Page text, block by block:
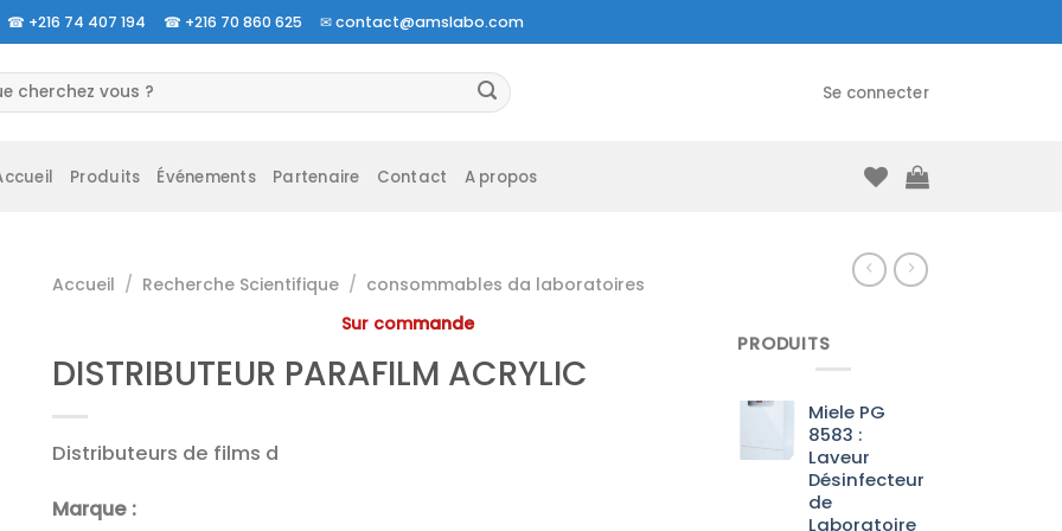
☎ +216 74 407 194 ☎ +216 70 860 625 ✉contact@amslabo.com
Se connecter
Produits Événements Partenaire Contact A propos
Accueil / Recherche Scientifique / consommables da laboratoires
Sur commande
DISTRIBUTEUR PARAFILM ACRYLIC
Distributeurs de films d
Marque :
PRODUITS
Miele PG
8583 :
Laveur
Désinfecteur
de
Laboratoire